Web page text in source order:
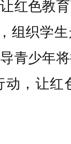
红色教
组织学
青少年
动，让红